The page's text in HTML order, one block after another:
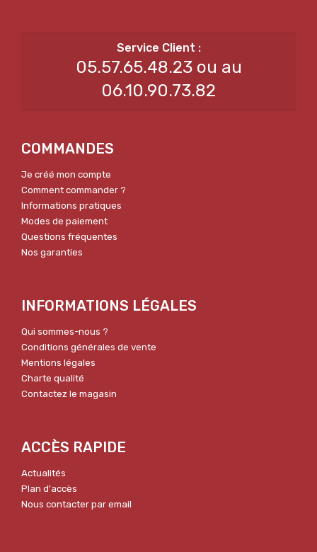
05.57.65.48.23 ou au
06.10.90.73.82
COMMANDES
Je créé mon compte
Comment commander ?
Informations pratiques
Modes de paiement
Questions fréquentes
Nos garanties
INFORMATIONS LÉGALES
Qui sommes-nous ?
Conditions générales de vente
Mentions légales
Charte qualité
Contactez le magasin
ACCÈS RAPIDE
Actualités
Plan d'accès
Nous contacter par email